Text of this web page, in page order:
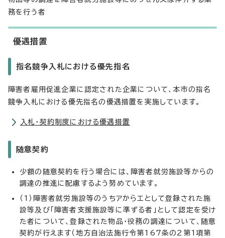
務を行う者
優遇措置
指名競争入札における優先指名
障害者雇用促進企業に認定された企業について、本市の指名
競争入札における優先指名の優遇措置を実施しています。
入札・契約制度における優遇措置
随意契約
少額の随意契約を行う場合には、障害者就労施設等からの
調達の推進に配慮するよう努めています。
（1）障害者就労施設等のうちアからエとして登録された施
設等及び「障害者支援施設等に準ずる者」として認定を受け
た者について、登録された物品・役務の調達について、随意
契約が行えます（地方自治法施行令第167条の2第1項第